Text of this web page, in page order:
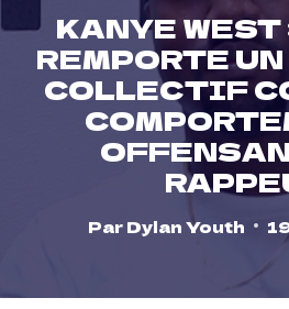
KANYE
REMPORTE
COLLECTIF
ParDylan Youth